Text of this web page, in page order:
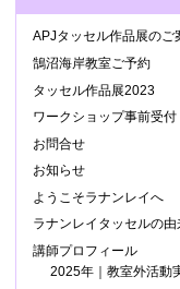
APJタッセル作品展の
鵠沼海岸教室ご予約
タッセル作品展2023
ワークショップ事前受付
お問合せ
お知らせ
ようこそラナンレイへ
ラナンレイタッセルの由
講師プロフィール
2025年｜教室外活動